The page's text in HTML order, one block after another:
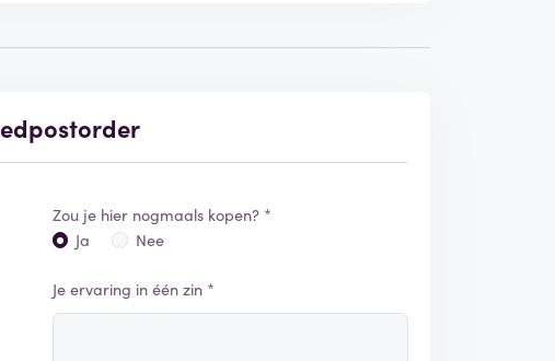
Zou je hier nogmaals kopen? *
Ja
Nee
Je ervaring in één zin *